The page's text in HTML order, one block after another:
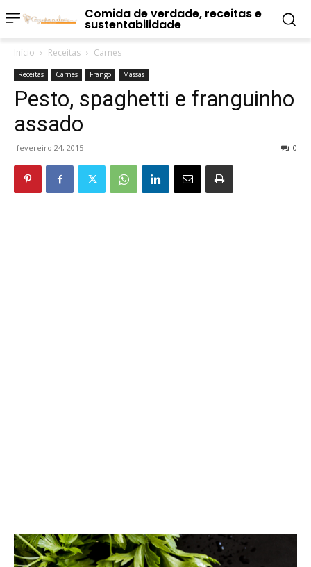
Comida de verdade, receitas e
sustentabilidade
Início Receitas Carnes
Receitas Carnes Frango Massas
Pesto, spaghetti e franguinho
assado
fevereiro 24, 2015 0